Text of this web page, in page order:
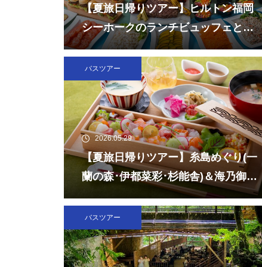
【夏旅日帰りツアー】ヒルトン福岡
シーホークのランチビュッフェとチ
ームラボフォレスト福岡
バスツアー
2026.05.29
【夏旅日帰りツアー】糸島めぐり(一
蘭の森･伊都菜彩･杉能舎)＆海乃御馳
走「玄海灘ちらし重」ランチ
バスツアー